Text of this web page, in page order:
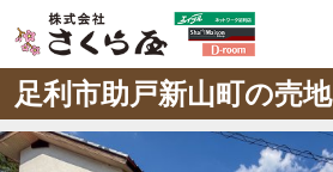
足利市助戸新山町の売地